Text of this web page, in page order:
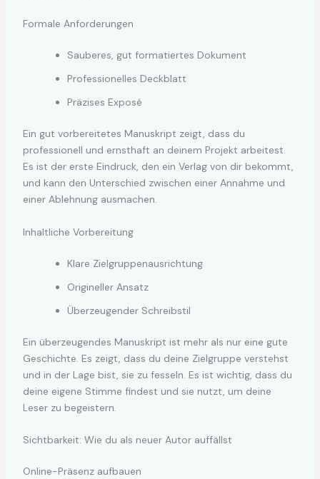
Formale Anforderungen
Sauberes, gut formatiertes Dokument
Professionelles Deckblatt
Präzises Exposé
Ein gut vorbereitetes Manuskript zeigt, dass du
professionell und ernsthaft an deinem Projekt arbeitest.
Es ist der erste Eindruck, den ein Verlag von dir bekommt,
und kann den Unterschied zwischen einer Annahme und
einer Ablehnung ausmachen.
Inhaltliche Vorbereitung
Klare Zielgruppenausrichtung
Origineller Ansatz
Überzeugender Schreibstil
Ein überzeugendes Manuskript ist mehr als nur eine gute
Geschichte. Es zeigt, dass du deine Zielgruppe verstehst
und in der Lage bist, sie zu fesseln. Es ist wichtig, dass du
deine eigene Stimme findest und sie nutzt, um deine
Leser zu begeistern.
Sichtbarkeit: Wie du als neuer Autor auffällst
Online-Präsenz aufbauen